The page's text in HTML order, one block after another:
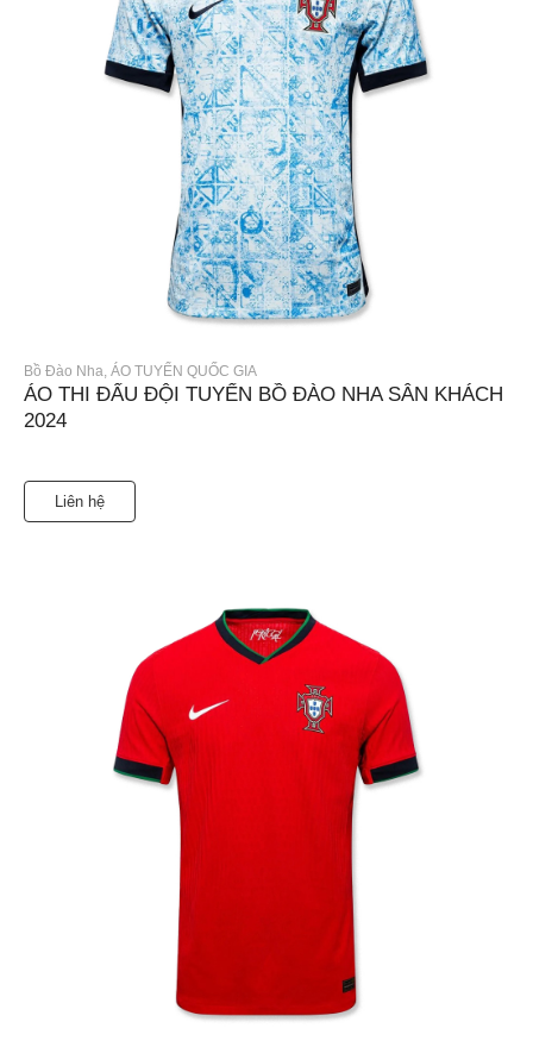
Bồ Đào Nha, ÁO TUYỂN QUỐC GIA
ÁO THI ĐẤU ĐỘI TUYỂN BỒ ĐÀO NHA SÂN KHÁCH
2024
Liên hệ